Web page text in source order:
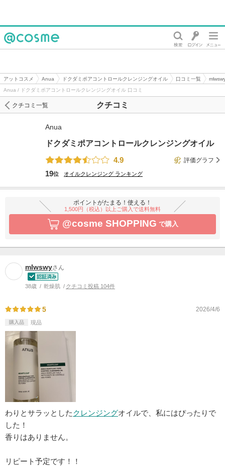
アットコスメ Anua ドクダミポアコントロールクレンジングオイル 口コミ一覧
Anua / ドクダミポアコントロールクレンジングオイル 口コミ
クチコミ
クチコミ一覧
Anua
ドクダミポアコントロールクレンジングオイル
4.9
評価グラフ
19位 オイルクレンジング ランキング
ポイントがたまる！使える！
1,500円（税込）以上ご購入で送料無料
@cosme SHOPPING で購入
mlwswyさん
38歳 乾燥肌 クチコミ投稿 104件
5 2026/4/6
購入品 現品
わりとサラッとしたクレンジングオイルで、私にはぴったりで
した！
香りはありません。
リピート予定です！！